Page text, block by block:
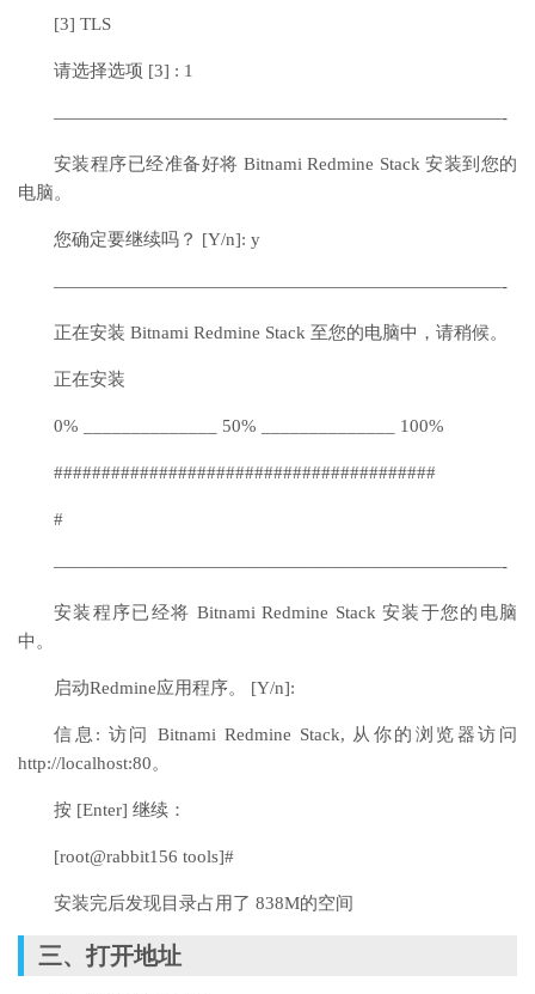
[3] TLS
请选择选项 [3] : 1
—————————————————————————-
安装程序已经准备好将 Bitnami Redmine Stack 安装到您的
电脑。
您确定要继续吗？ [Y/n]: y
—————————————————————————-
正在安装 Bitnami Redmine Stack 至您的电脑中，请稍候。
正在安装
0% ______________ 50% ______________ 100%
########################################
#
—————————————————————————-
安装程序已经将 Bitnami Redmine Stack 安装于您的电脑
中。
启动Redmine应用程序。 [Y/n]:
信息: 访问 Bitnami Redmine Stack, 从你的浏览器访问
http://localhost:80。
按 [Enter] 继续：
[root@rabbit156 tools]#
安装完后发现目录占用了 838M的空间
三、打开地址